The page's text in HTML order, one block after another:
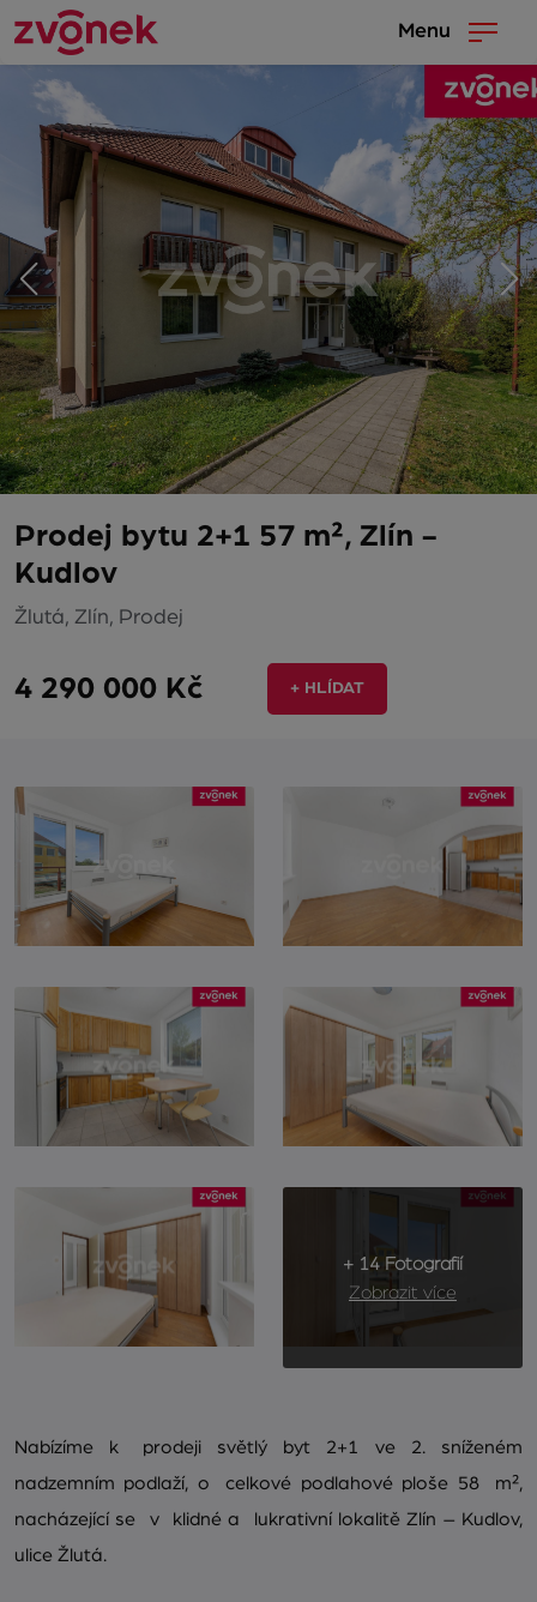
Menu
Prodej bytu 2+1 57 m², Zlín -
Kudlov
Žlutá, Zlín, Prodej
4 290 000 Kč + HLÍDAT
+ 14 Fotografií
Zobrazit více
Nabízíme k prodeji světlý byt 2+1 ve 2. sníženém
nadzemním podlaží, o celkové podlahové ploše 58 m²,
nacházející se v klidné a lukrativní lokalitě Zlín – Kudlov,
ulice Žlutá.